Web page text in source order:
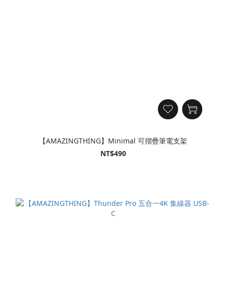
【AMAZINGTHING】Minimal 可摺疊筆電支架
NT$490